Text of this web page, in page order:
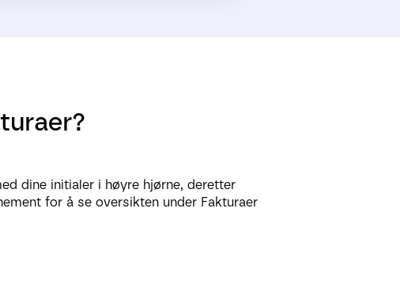
dine initialer i høyre hjørne, deretter
for å se oversikten under Fakturaer